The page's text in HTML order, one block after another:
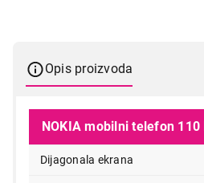
Opis proizvoda
NOKIA mobilni telefon 110
Dijagonala ekrana